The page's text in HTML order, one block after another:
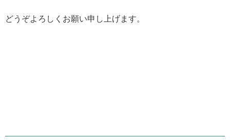
どうぞよろしくお願い申し上げます。